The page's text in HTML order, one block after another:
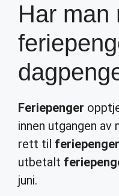
Har man
Feriepenger
innen utgangen av
rett til feriepenger
utbetalt
juni.